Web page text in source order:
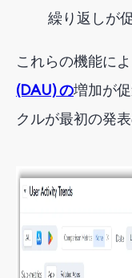
繰り返しが
これらの機能によ
(DAU) の増加が
クルが最初の発